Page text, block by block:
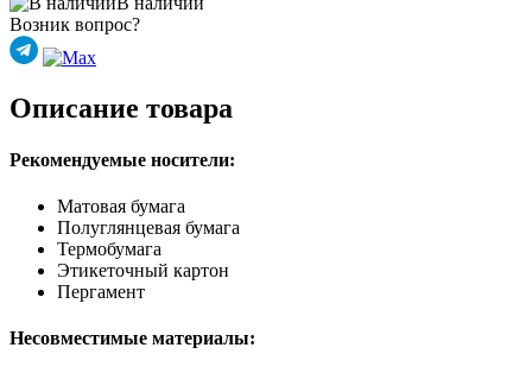
Возник вопрос?
Описание товара
Рекомендуемые носители:
Матовая бумага
Полуглянцевая бумага
Термобумага
Этикеточный картон
Пергамент
Несовместимые материалы: